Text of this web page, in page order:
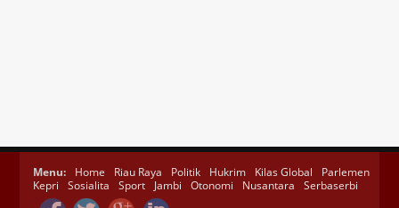
Menu: Home Riau Raya Politik Hukrim Kilas Global
Parlemen
Kepri
Sosialita Sport Jambi Otonomi Nusantara Serbaserbi